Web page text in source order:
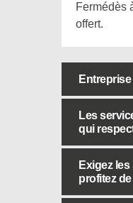
Fermédès
offert.
Les
qui
Exigez
profitez